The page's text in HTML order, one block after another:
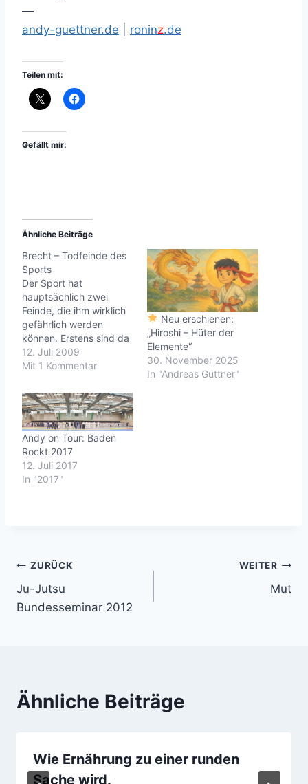
—
andy-guettner.de
roninz.de
Teilen mit:
Gefällt mir:
Ähnliche Beiträge
Brecht – Todfeinde des
Sports
Der Sport hat
hauptsächlich zwei
Feinde, die ihm wirklich
gefährlich werden
können. Erstens sind da
die Leute, die aus ihm
mit aller Gewalt eine
machen wollen.Diese
Sorte von Leuten
arbeitet mit Vorliebe
unter der Devise, Sport
sei gesund, und
versucht damit, in den
Schulen und auch durch
12. Juli 2009
Mit 1 Kommentar
Neu erschienen:
„Hiroshi – Hüter der
Elemente“
30. November 2025
In "Andreas Güttner"
Andy on Tour: Baden
Rockt 2017
12. Juli 2017
In "2017"
Beitragsnavigation
ZURÜCK
Ju-Jutsu
Bundesseminar 2012
WEITER
Mut
Ähnliche Beiträge
Wie Ernährung zu einer runden
Sache wird.